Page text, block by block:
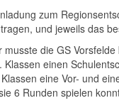
zum
und jeweils das
musste die GS
Klassen einen
eine Vor- und
6 Runden spielen